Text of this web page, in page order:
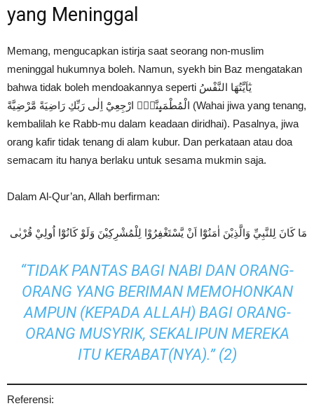
yang Meninggal
Memang, mengucapkan istirja saat seorang non-muslim
meninggal hukumnya boleh. Namun, syekh bin Baz mengatakan
bahwa tidak boleh mendoakannya seperti يٰٓاَيَّتُهَا النَّفْسُ
الْمُطْمَىِٕنَّةُۙ ارْجِعِيْٓ اِلٰى رَبِّكِ رَاضِيَةً مَّرْضِيَّةً (Wahai jiwa yang tenang,
kembalilah ke Rabb-mu dalam keadaan diridhai). Pasalnya, jiwa
orang kafir tidak tenang di alam kubur. Dan perkataan atau doa
semacam itu hanya berlaku untuk sesama mukmin saja.
Dalam Al-Qur’an, Allah berfirman:
مَا كَانَ لِلنَّبِيِّ وَالَّذِيْنَ اٰمَنُوْٓا اَنْ يَّسْتَغْفِرُوْا لِلْمُشْرِكِيْنَ وَلَوْ كَانُوْٓا اُولِيْ قُرْبٰى
“TIDAK PANTAS BAGI NABI DAN ORANG-
ORANG YANG BERIMAN MEMOHONKAN
AMPUN (KEPADA ALLAH) BAGI ORANG-
ORANG MUSYRIK, SEKALIPUN MEREKA
ITU KERABAT(NYA).” (2)
Referensi: